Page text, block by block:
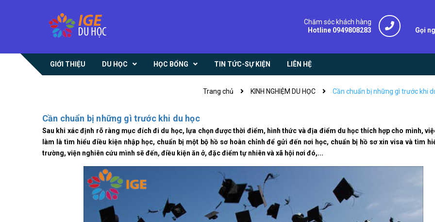
Gọi
Chăm sóc khách hàng
Hotline 0949808283
GIỚI THIỆU DU HỌC HỌC BỔNG TIN TỨC-SỰ KIỆN LIÊN HỆ
Trang chủ KINH NGHIỆM DU HỌC Cần chuẩn bị những gì trước khi
Cần chuẩn bị những gì trước khi du học
Sau khi xác định rõ ràng mục đích đi du học, lựa chọn được thời điểm, hình thức và địa điểm du học thích hợp cho mình,
làm là tìm hiểu điều kiện nhập học, chuẩn bị một bộ hồ sơ hoàn chỉnh để gửi đến nơi học, chuẩn bị hồ sơ xin visa và tìm
trường, viện nghiên cứu mình sẽ đến, điều kiện ăn ở, đặc điểm tự nhiên và xã hội nơi đó,...